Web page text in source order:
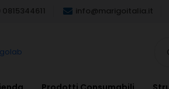
info@marigoitalia.it